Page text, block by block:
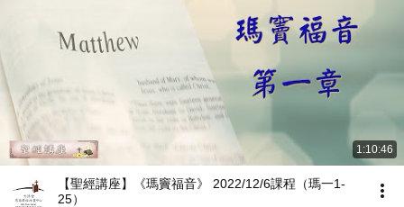
1:10:46
【聖經講座】《瑪竇福音》 2022/12/6課程（瑪一1-
25）